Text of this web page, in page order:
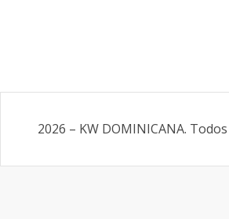
2026 – KW DOMINICANA.